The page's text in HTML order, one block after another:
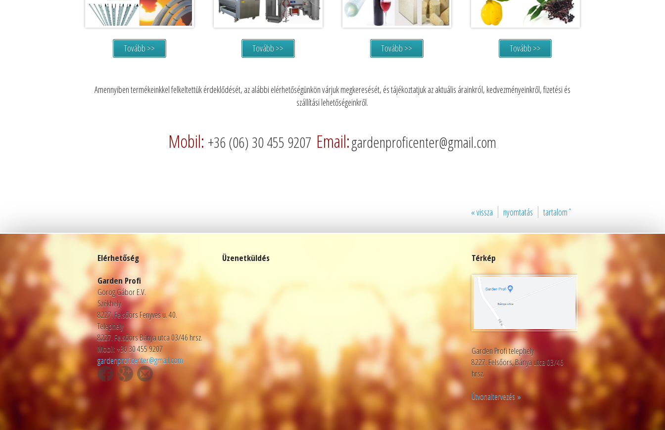
Tovább >> Tovább >> Tovább >> Tovább >>
Amennyiben termékeinkkel felkeltettük érdeklődését, az alábbi elérhetőségünkön várjuk megkeresését, és tájékoztatjuk az aktuális árainkról, kedvezményeinkről, fizetési és
szállítási lehetőségeinkről.
Mobil: +36 (06) 30 455 9207 Email:gardenproficenter@gmail.com
tartalomˆ
nyomtatás
« vissza
Elérhetőség
Garden Profi
Görög Gábor E.V.
Székhely
8227. Felsőörs Fenyves u. 40.
Telephely
8227. Felsőörs Bánya utca 03/46 hrsz.
Mobil: +36 30 455 9207
gardenproficenter@gmail.com
Üzenetküldés Térkép
Garden Profi telephely
8227. Felsőörs, Bánya utca 03/46
hrsz.
Útvonaltervezés »